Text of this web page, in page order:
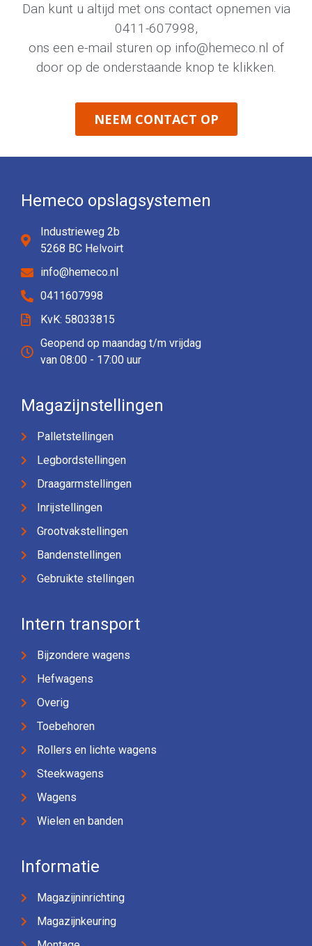
Dan kunt u altijd met ons contact opnemen via
0411-607998,
ons een e-mail sturen op info@hemeco.nl of
door op de onderstaande knop te klikken.
NEEM CONTACT OP
Hemeco opslagsystemen
Industrieweg 2b
5268 BC Helvoirt
info@hemeco.nl
0411607998
KvK: 58033815
Geopend op maandag t/m vrijdag
van 08:00 - 17:00 uur
Magazijnstellingen
Palletstellingen
Legbordstellingen
Draagarmstellingen
Inrijstellingen
Grootvakstellingen
Bandenstellingen
Gebruikte stellingen
Intern transport
Bijzondere wagens
Hefwagens
Overig
Toebehoren
Rollers en lichte wagens
Steekwagens
Wagens
Wielen en banden
Informatie
Magazijninrichting
Magazijnkeuring